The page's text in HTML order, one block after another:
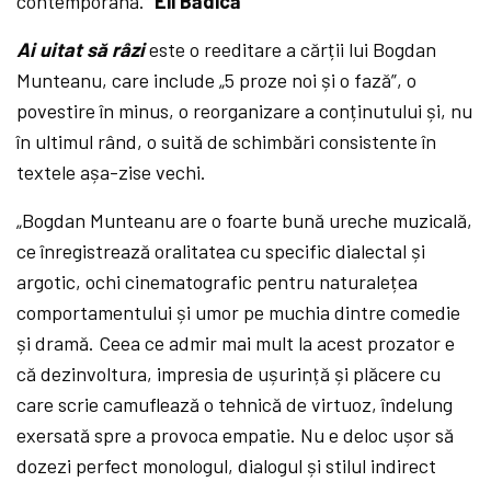
Ai uitat să râzieste o reeditare a cărții lui Bogdan
Munteanu, care include „5 proze noi și o fază”, o
povestire în minus, o reorganizare a conținutului și, nu
în ultimul rând, o suită de schimbări consistente în
textele așa-zise vechi.
„Bogdan Munteanu are o foarte bună ureche muzicală,
ce înregistrează oralitatea cu specific dialectal și
argotic, ochi cinematografic pentru naturalețea
comportamentului și umor pe muchia dintre comedie
și dramă. Ceea ce admir mai mult la acest prozator e
că dezinvoltura, impresia de ușurință și plăcere cu
care scrie camuflează o tehnică de virtuoz, îndelung
exersată spre a provoca empatie. Nu e deloc ușor să
dozezi perfect monologul, dialogul și stilul indirect